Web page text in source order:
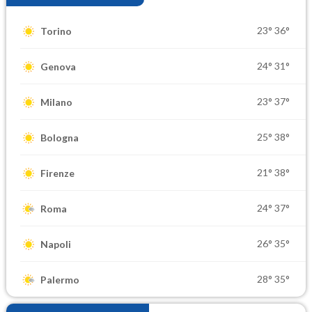
Torino 23° 36°
Genova 24° 31°
Milano 23° 37°
Bologna 25° 38°
Firenze 21° 38°
Roma 24° 37°
Napoli 26° 35°
Palermo 28° 35°